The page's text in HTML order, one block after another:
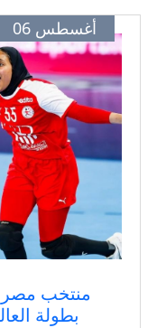
أغسطس 06
منتخب مصر
بطولة